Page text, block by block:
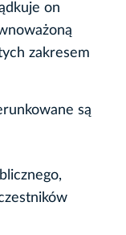
on
zakresem
są